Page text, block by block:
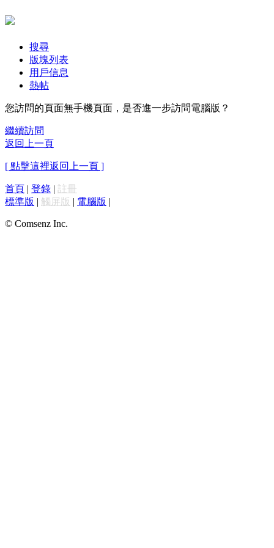
搜尋
版塊列表
用戶信息
熱帖
您訪問的頁面無手機頁面，是否進一步訪問電腦版？
繼續訪問
返回上一頁
[ 點擊這裡返回上一頁 ]
首頁 | 登錄 | 註冊
標準版 | 觸屏版 | 電腦版 |
© Comsenz Inc.